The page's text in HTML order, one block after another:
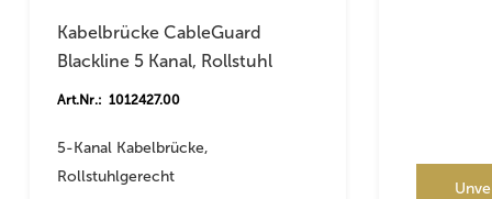
Kabelbrücke CableGuard
Blackline 5 Kanal, Rollstuhl
Art.Nr.: 1012427.00
5-Kanal Kabelbrücke,
Rollstuhlgerecht